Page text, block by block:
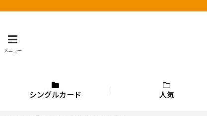
メニュー
シングルカード 人気